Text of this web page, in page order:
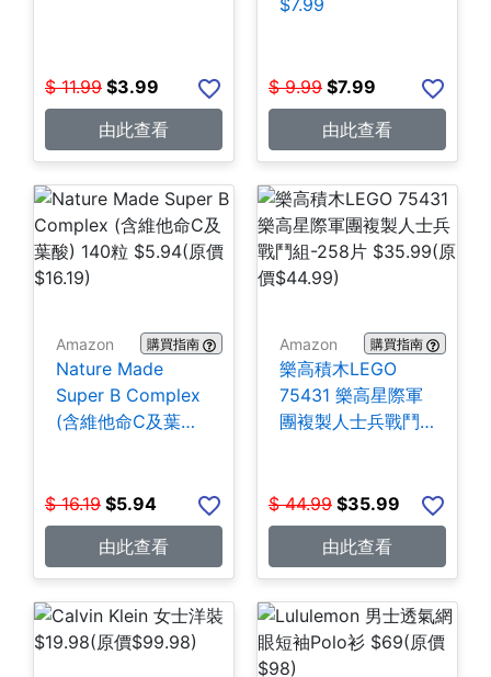
$ 11.99 $3.99
由此查看
$7.99
$ 9.99 $7.99
由此查看
Amazon 購買指南
Nature Made
Super B Complex
(含維他命C及葉酸)
$ 16.19 $5.94
由此查看
Amazon 購買指南
樂高積木LEGO
75431 樂高星際軍
團複製人士兵戰鬥
$ 44.99 $35.99
由此查看